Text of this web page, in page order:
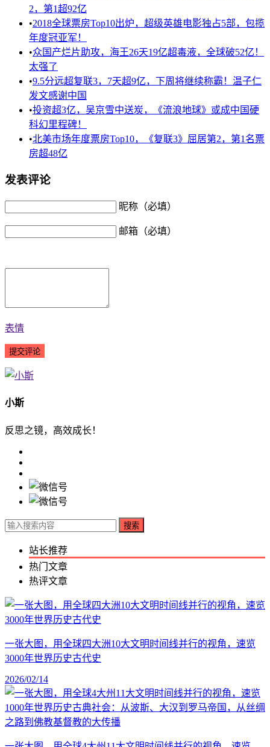
2，第1超92亿
•2018全球票房Top10出炉，超级英雄电影独占5部，包揽
年度冠亚军！
•众国产烂片助攻，海王26天19亿超毒液，全球破52亿！
太强了
•9.5分远超复联3，7天超9亿，下周将继续称霸！温子仁
发文感谢中国
•投资超3亿，吴京雪中送炭，《流浪地球》或成中国硬
科幻里程碑！
•北美市场年度票房Top10，《复联3》屈居第2，第1名票
房超48亿
发表评论
昵称（必填）
邮箱（必填）
表情
小斯
反思之镜，高效成长！
搜索
站长推荐
热门文章
热评文章
一张大图，用全球四大洲10大文明时间线并行的视角，速览
3000年世界历史古代史
2026/02/14